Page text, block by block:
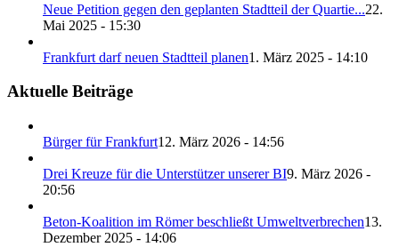
Neue Petition gegen den geplanten Stadtteil der Quartie...22.
Mai 2025 - 15:30
Frankfurt darf neuen Stadtteil planen1. März 2025 - 14:10
Aktuelle Beiträge
Bürger für Frankfurt12. März 2026 - 14:56
Drei Kreuze für die Unterstützer unserer BI9. März 2026 -
20:56
Beton-Koalition im Römer beschließt Umweltverbrechen13.
Dezember 2025 - 14:06